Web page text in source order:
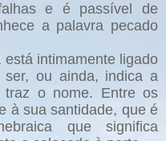
e é passível de
a palavra pecado
intimamente ligado
ser, ou ainda, indica a
o nome. Entre os
à sua santidade, que é
que significa